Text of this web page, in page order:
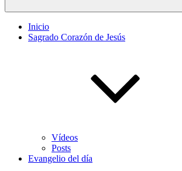
Inicio
Sagrado Corazón de Jesús
Vídeos
Posts
Evangelio del día